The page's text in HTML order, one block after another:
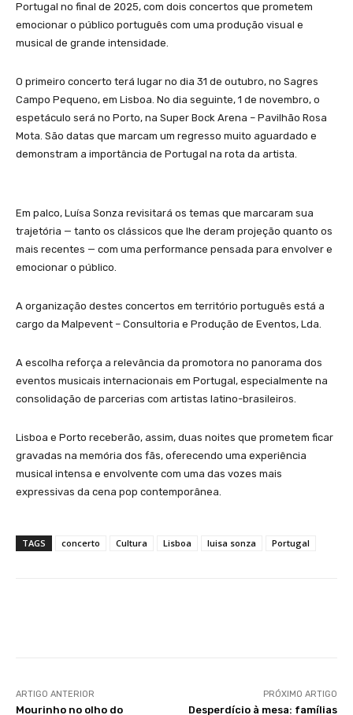
Portugal no final de 2025, com dois concertos que prometem
emocionar o público português com uma produção visual e
musical de grande intensidade.
O primeiro concerto terá lugar no dia 31 de outubro, no Sagres
Campo Pequeno, em Lisboa. No dia seguinte, 1 de novembro, o
espetáculo será no Porto, na Super Bock Arena – Pavilhão Rosa
Mota. São datas que marcam um regresso muito aguardado e
demonstram a importância de Portugal na rota da artista.
Em palco, Luísa Sonza revisitará os temas que marcaram sua
trajetória — tanto os clássicos que lhe deram projeção quanto os
mais recentes — com uma performance pensada para envolver e
emocionar o público.
A organização destes concertos em território português está a
cargo da Malpevent – Consultoria e Produção de Eventos, Lda.
A escolha reforça a relevância da promotora no panorama dos
eventos musicais internacionais em Portugal, especialmente na
consolidação de parcerias com artistas latino-brasileiros.
Lisboa e Porto receberão, assim, duas noites que prometem ficar
gravadas na memória dos fãs, oferecendo uma experiência
musical intensa e envolvente com uma das vozes mais
expressivas da cena pop contemporânea.
TAGS concerto Cultura Lisboa luisa sonza Portugal
ARTIGO ANTERIOR
Mourinho no olho do
PRÓXIMO ARTIGO
Desperdício à mesa: famílias